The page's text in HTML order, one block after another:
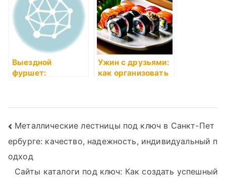
Выездной
фуршет:
Ужин с друзьями:
как организовать
Навигация
по
записям
Металлические лестницы под ключ в Санкт-Пет
ербурге: качество, надежность, индивидуальный п
одход
Сайты каталоги под ключ: Как создать успешный